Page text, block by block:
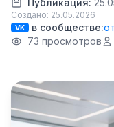
Публикация:
Создано: 25.05.2026
VK в сообществе:
73 просмотров